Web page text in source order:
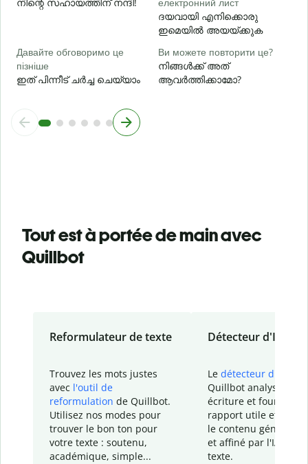
ദയവായി എനിക്കൊരു
ഇമെയിൽ അയയ്ക്കുക
Давайте обговоримо це
пізніше
ഇത് പിന്നീട് ചർച്ച ചെയ്യാം
Ви можете повторити це?
നിങ്ങൾക്ക് അത്
ആവർത്തിക്കാമോ?
Tout est à portée de main avec
Quillbot
Reformulateur de texte
Trouvez les mots justes
avec l'outil de
reformulation de Quillbot.
Utilisez nos modes pour
trouver le bon ton pour
votre texte : soutenu,
académique, simple...
Détecteur d'IA
Le détecteur d'IA
Quillbot analyse votre
écriture et fournit un
rapport utile et
le contenu généré
et affiné par l'IA
texte.